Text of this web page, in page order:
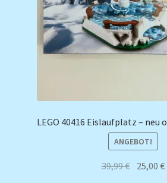
LEGO 40416 Eislaufplatz – neu
ANGEBOT!
39,99€ 25,00€